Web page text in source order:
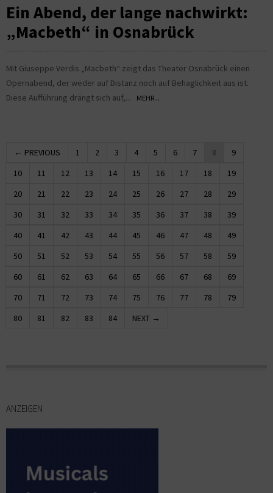
Ein Abend, der lange nachwirkt:
„Macbeth“ in Osnabrück
Mit Giuseppe Verdis „Macbeth“ zeigt das Theater Osnabrück einen
Opernabend, der weder auf Distanz noch auf Behaglichkeit aus ist.
Diese Aufführung drängt sich auf,...
MEHR...
← PREVIOUS 1 2 3 4 5 6 7 8
9
10
11 12 13 14 15 16 17 18
19
20
21 22 23 24 25 26 27 28
29
30
31 32 33 34 35 36 37 38
39
40
41 42 43 44 45 46 47 48
49
50
51 52 53 54 55 56 57 58
59
60
61 62 63 64 65 66 67 68
69
70
71 72 73 74 75 76 77 78
79
80
81 82 83 84 NEXT →
ANZEIGEN